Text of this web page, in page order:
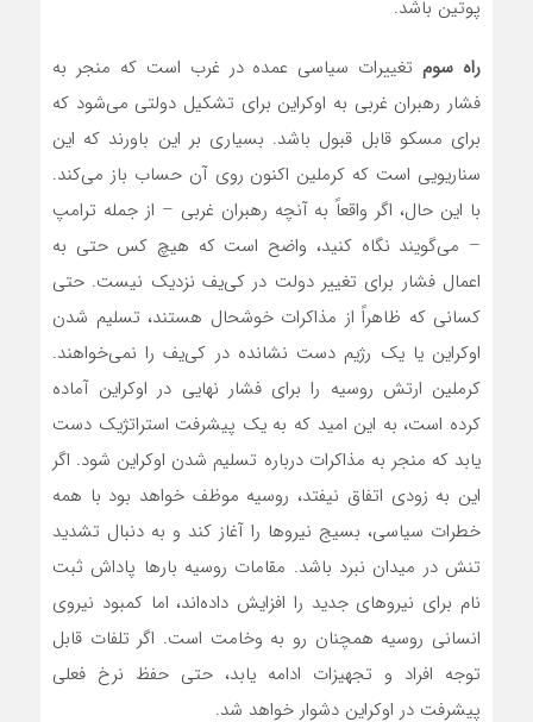
پوتین باشد.
راه سوم تغییرات سیاسی عمده در غرب است که منجر به
فشار رهبران غربی به اوکراین برای تشکیل دولتی می‌شود که
برای مسکو قابل قبول باشد. بسیاری بر این باورند که این
سناریویی است که کرملین اکنون روی آن حساب باز می‌کند.
با این حال، اگر واقعاً به آنچه رهبران غربی – از جمله ترامپ
– می‌گویند نگاه کنید، واضح است که هیچ کس حتی به
اعمال فشار برای تغییر دولت در کی‌یف نزدیک نیست. حتی
کسانی که ظاهراً از مذاکرات خوشحال هستند، تسلیم شدن
اوکراین یا یک رژیم دست نشانده در کی‌یف را نمی‌خواهند.
کرملین ارتش روسیه را برای فشار نهایی در اوکراین آماده
کرده است، به این امید که به یک پیشرفت استراتژیک دست
یابد که منجر به مذاکرات درباره تسلیم شدن اوکراین شود. اگر
این به زودی اتفاق نیفتد، روسیه موظف خواهد بود با همه
خطرات سیاسی، بسیج نیروها را آغاز کند و به دنبال تشدید
تنش در میدان نبرد باشد. مقامات روسیه بارها پاداش ثبت
نام برای نیروهای جدید را افزایش داده‌اند، اما کمبود نیروی
انسانی روسیه همچنان رو به وخامت است. اگر تلفات قابل
توجه افراد و تجهیزات ادامه یابد، حتی حفظ نرخ فعلی
پیشرفت در اوکراین دشوار خواهد شد.